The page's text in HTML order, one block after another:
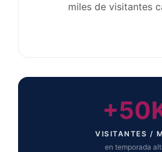
miles de visitantes
VISITANTES /
en temporada